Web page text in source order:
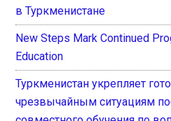
в Туркменистане
New Steps Mark Continued
Education
Туркменистан укрепляет
чрезвычайным ситуациям